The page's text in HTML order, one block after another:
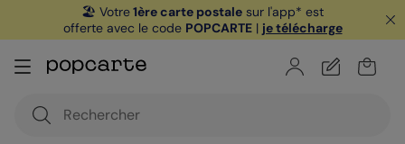
🏖️ Votre1ère carte postale sur l'app* est
offerte avec le code POPCARTE| je télécharge